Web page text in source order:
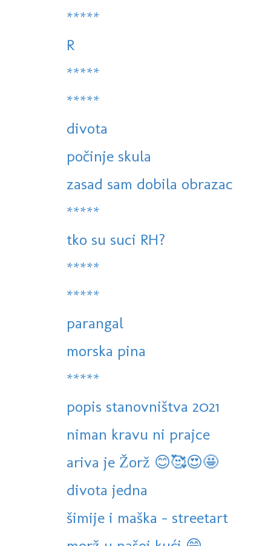
*****
R
*****
*****
divota
počinje skula
zasad sam dobila obrazac
*****
tko su suci RH?
*****
*****
parangal
morska pina
*****
popis stanovništva 2021
niman kravu ni prajce
ariva je Žorž 😊🥰😍🤩
divota jedna
šimije i maška - streetart